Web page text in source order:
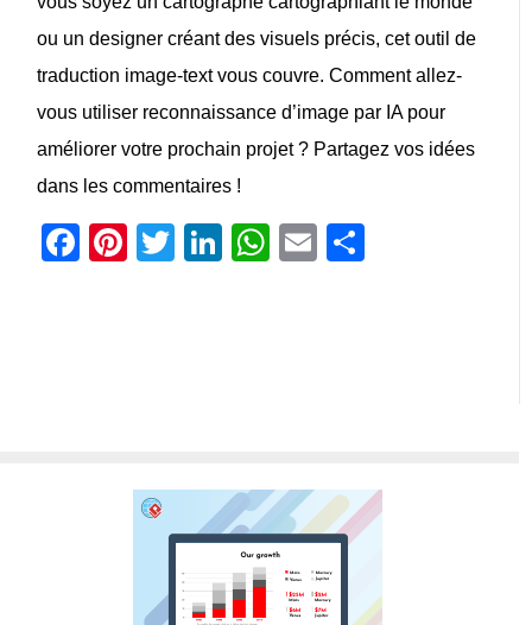
ou un designer créant des visuels précis, cet outil de
traduction image-textvous couvre. Comment allez-
vous utiliser reconnaissance d’image par IApour
améliorer votre prochain projet ? Partagez vos idées
dans les commentaires !
Facebook
Pinterest
Twitter
LinkedIn
WhatsApp
Email